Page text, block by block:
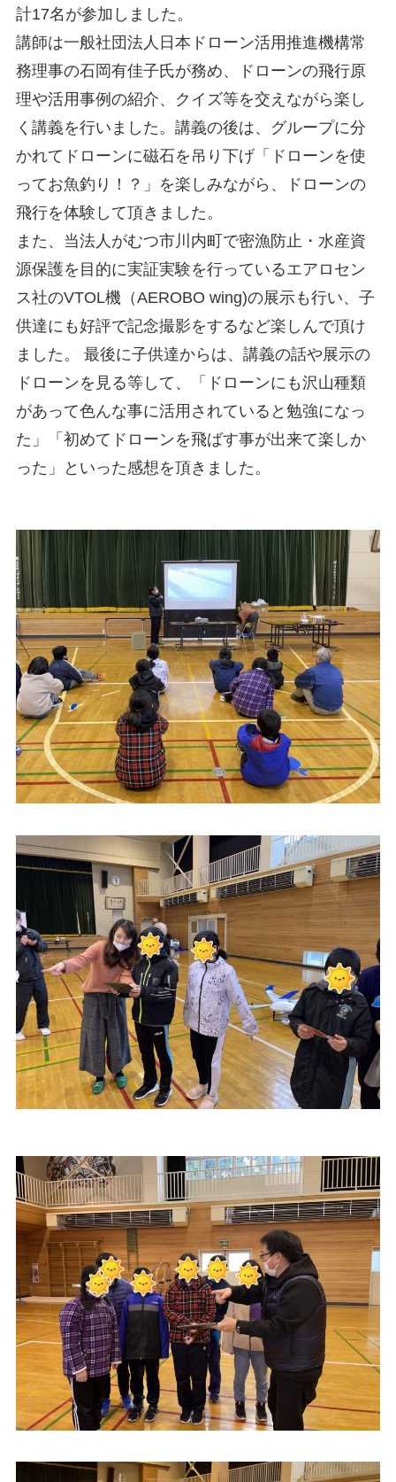
計17名が参加しました。
講師は一般社団法人日本ドローン活用推進機構常
務理事の石岡有佳子氏が務め、ドローンの飛行原
理や活用事例の紹介、クイズ等を交えながら楽し
く講義を行いました。講義の後は、グループに分
かれてドローンに磁石を吊り下げ「ドローンを使
ってお魚釣り！？」を楽しみながら、ドローンの
飛行を体験して頂きました。
また、当法人がむつ市川内町で密漁防止・水産資
源保護を目的に実証実験を行っているエアロセン
ス社のVTOL機（AEROBO wing)の展示も行い、子
供達にも好評で記念撮影をするなど楽しんで頂け
ました。 最後に子供達からは、講義の話や展示の
ドローンを見る等して、「ドローンにも沢山種類
があって色んな事に活用されていると勉強になっ
た」「初めてドローンを飛ばす事が出来て楽しか
った」といった感想を頂きました。